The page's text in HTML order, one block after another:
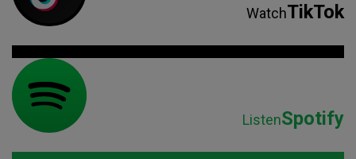
WatchTikTok
ListenSpotify